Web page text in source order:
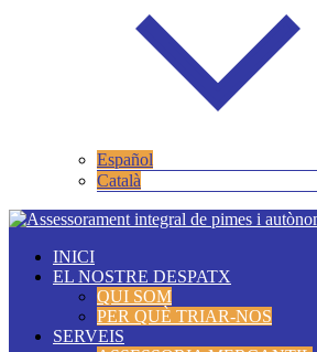
Español
Català
INICI
EL NOSTRE DESPATX
QUI SOM
PER QUÈ TRIAR-NOS
SERVEIS